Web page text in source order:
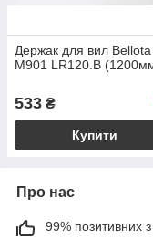
Держак для вил Bellota
M901 LR120.B
533 ₴
Купити
Про нас
99% позитивних з